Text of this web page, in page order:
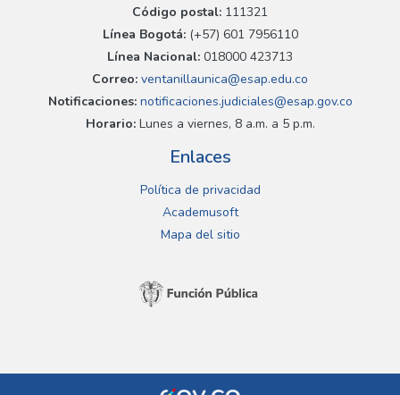
Código postal: 111321
Línea Bogotá:(+57) 601 7956110
Línea Nacional: 018000 423713
Correo: ventanillaunica@esap.edu.co
Notificaciones:notificaciones.judiciales@esap.gov.co
Horario:Lunes a viernes, 8 a.m. a 5 p.m.
Enlaces
Política de privacidad
Academusoft
Mapa del sitio